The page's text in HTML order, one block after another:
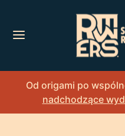
Od origami po
nadchodzące